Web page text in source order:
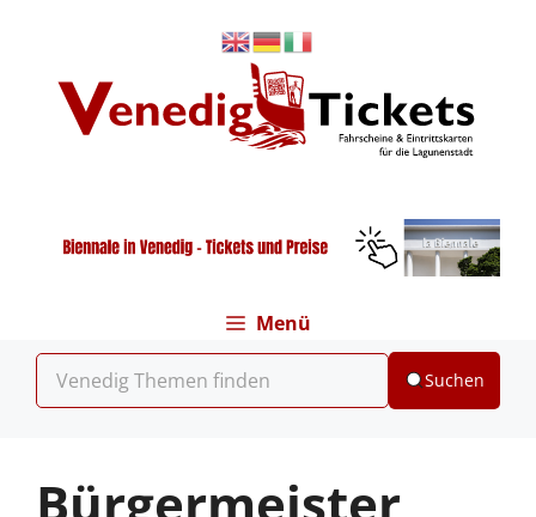
Menü
Suchen
Bürgermeister